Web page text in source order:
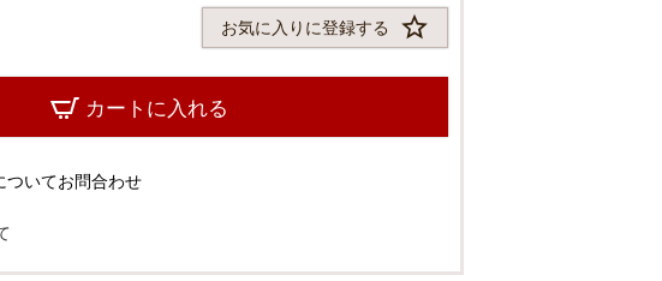
2/5
お気に入りに登録する
カートに入れる
ついてお問合わせ